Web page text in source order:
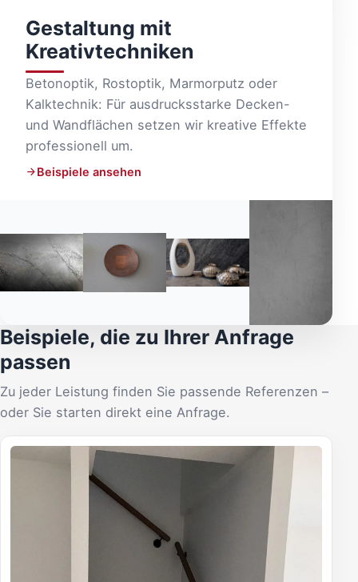
Gestaltung mit
Kreativtechniken
Betonoptik, Rostoptik, Marmorputz oder
Kalktechnik: Für ausdrucksstarke Decken-
und Wandflächen setzen wir kreative Effekte
professionell um.
Beispiele ansehen
Beispiele, die zu Ihrer Anfrage
passen
Zu jeder Leistung finden Sie passende Referenzen –
oder Sie starten direkt eine Anfrage.